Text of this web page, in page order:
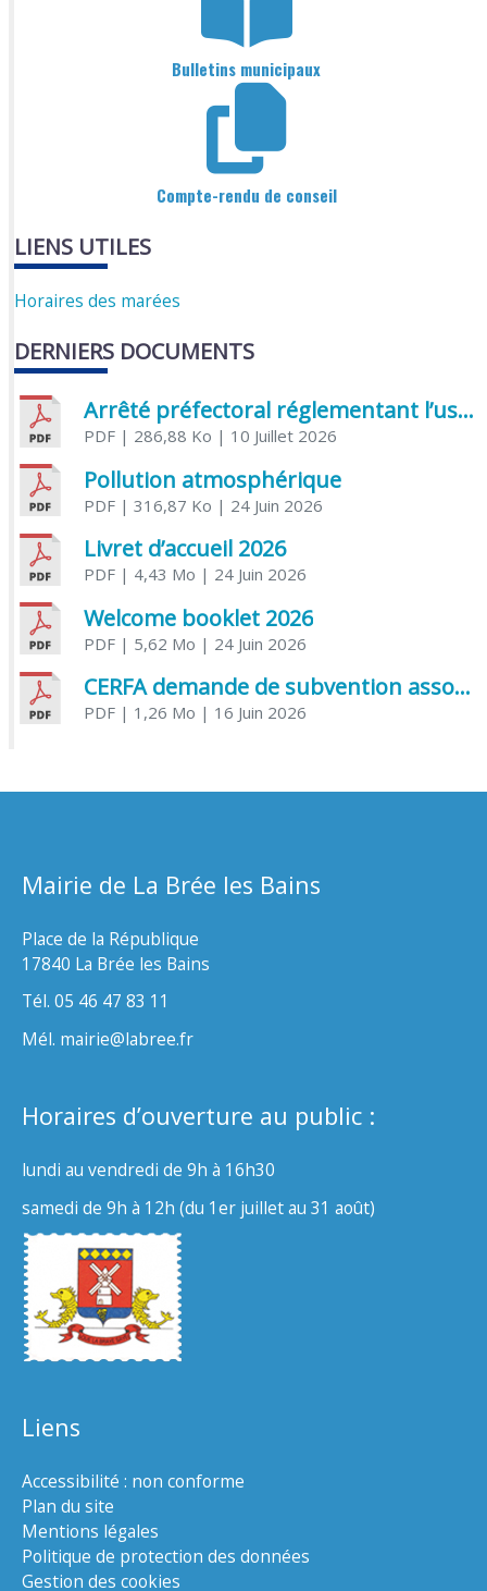
Bulletins municipaux
Compte-rendu de conseil
LIENS UTILES
Horaires des marées
DERNIERS DOCUMENTS
Arrêté préfectoral réglementant l’usage de l’eau
PDF| 286,88 Ko | 10 Juillet 2026
Pollution atmosphérique
PDF| 316,87 Ko | 24 Juin 2026
Livret d’accueil 2026
PDF| 4,43 Mo | 24 Juin 2026
Welcome booklet 2026
PDF| 5,62 Mo | 24 Juin 2026
CERFA demande de subvention association
PDF| 1,26 Mo | 16 Juin 2026
Mairie de La Brée les Bains
Place de la République
17840 La Brée les Bains
Tél. 05 46 47 83 11
Mél. mairie@labree.fr
Horaires d’ouverture au public :
lundi au vendredi de 9h à 16h30
samedi de 9h à 12h (du 1er juillet au 31 août)
Liens
Accessibilité : non conforme
Plan du site
Mentions légales
Politique de protection des données
Gestion des cookies